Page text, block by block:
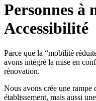
Personnes
Accessibilité
Parce que la “mobilité
avons intégré la mise en
rénovation.
Nous avons crée une rampe
établissement, mais aussi